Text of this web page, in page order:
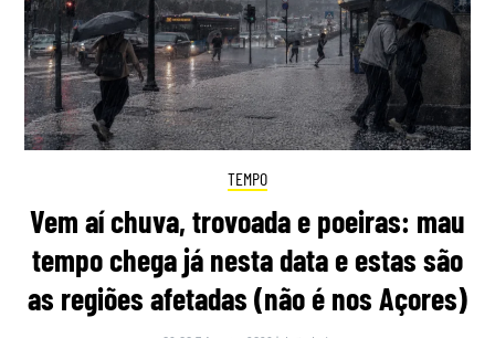
TEMPO
Vem aí chuva, trovoada e poeiras: mau
tempo chega já nesta data e estas são
as regiões afetadas (não é nos Açores)